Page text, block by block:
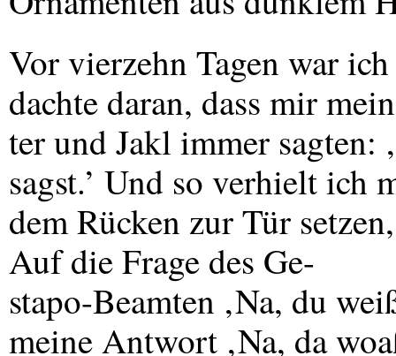
Vor vierzehn Tagen war
dachte daran, dass mir
ter und Jakl immer sagten:
sagst.’ Und so verhielt ich
dem Rücken zur Tür
Auf die Frage des Ge-
stapo-Beamten ‚Na, du
meine Antwort ‚Na, da